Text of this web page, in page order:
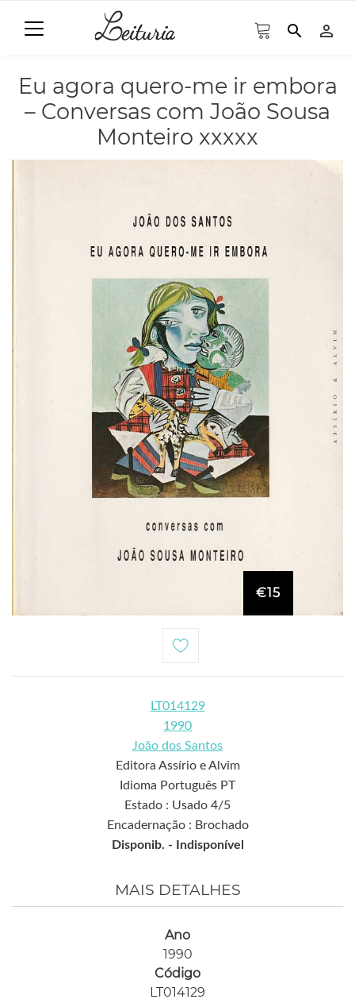
search person_outline
Eu agora quero-me ir embora
– Conversas com João Sousa
Monteiro xxxxx
€15
LT014129
1990
João dos Santos
Editora Assírio e Alvim
Idioma Português PT
Estado : Usado 4/5
Encadernação : Brochado
Disponib. -
Indisponível
MAIS DETALHES
Ano
1990
Código
LT014129